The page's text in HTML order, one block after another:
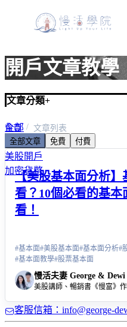
開戶文章教學
文章分類+
全部
美股入門
美股開戶
加密貨幣
首頁
文章列表
全部文章
免費 付費
【美股基本面分析】
看？10個必看的基本
看！
#基本面#美股基本面#基本面分析#
#基本面教學#股票基本面
慢活夫妻 George & Dewi
美股講師、暢銷書《慢富》
客服信箱：info@george-